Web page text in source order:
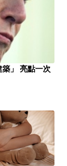
」 亮點一次